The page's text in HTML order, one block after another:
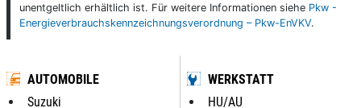
unentgeltlich erhältlich ist. Für weitere Informationen siehe Pkw -
Energieverbrauchskennzeichnungsverordnung – Pkw-EnVKV.
AUTOMOBILE
Suzuki
WERKSTATT
HU/AU